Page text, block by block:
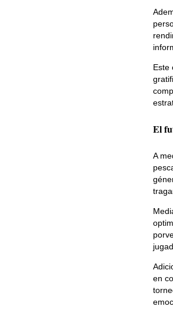
Este
El
A
en